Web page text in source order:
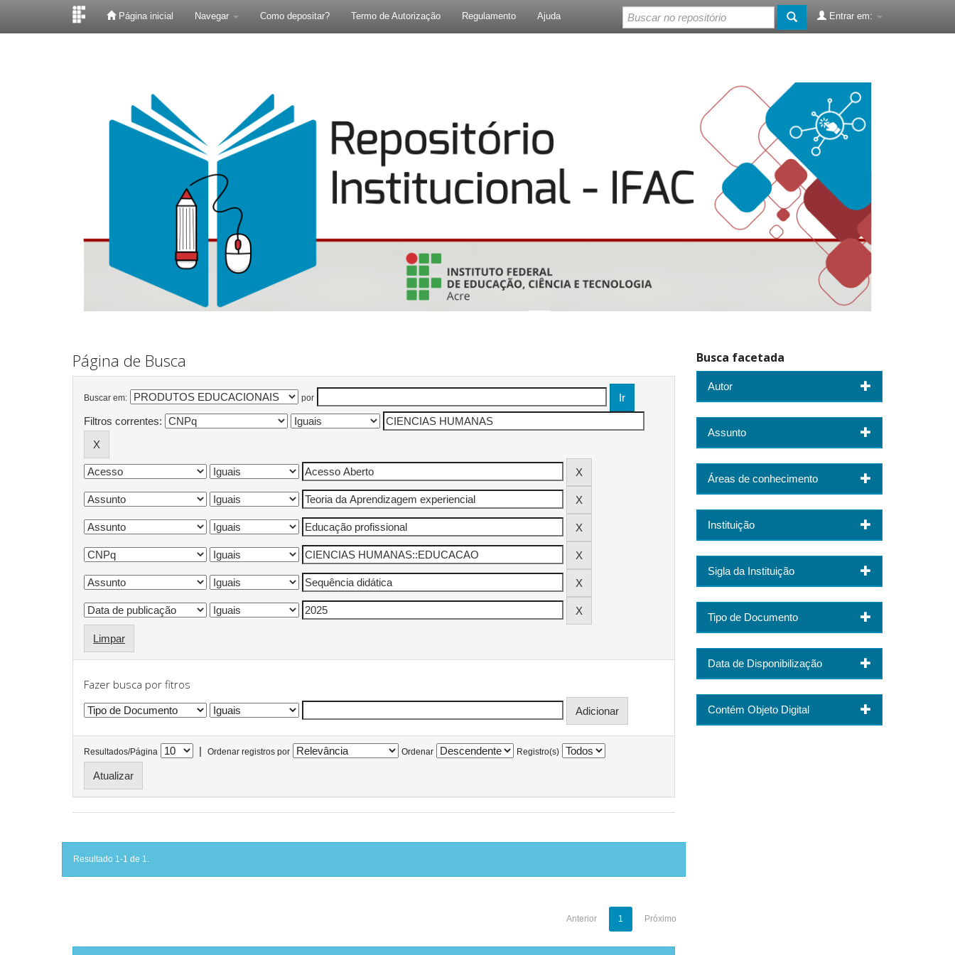
Página inicial Navegar Como depositar? Termo de Autorização Regulamento Ajuda Entrar em:
Página de Busca
Buscar em: por
Filtros correntes:
Limpar
Fazer busca por fitros
Resultados/Página | Ordenar registros por Ordenar Registro(s)
Resultado 1-1 de 1.
Anterior 1 Próximo
Busca facetada
Autor
Assunto
Áreas de conhecimento
Instituição
Sigla da Instituição
Tipo de Documento
Data de Disponibilização
Contém Objeto Digital